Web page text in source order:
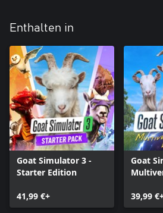
Enthalten in
Goat Simulator 3 -
Starter Edition
41,99 €+
Goat
39,99